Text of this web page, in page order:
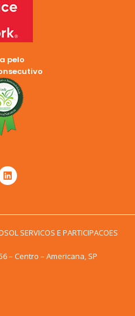
pelo
SERVICOS E PARTICIPACOES
– Centro – Americana, SP